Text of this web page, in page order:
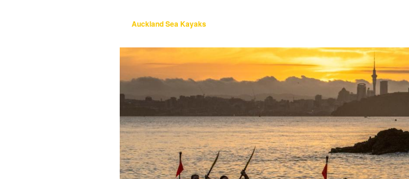
Auckland Sea Kayaks